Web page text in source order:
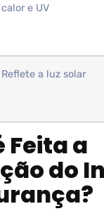
calor e UV
Reflete a luz solar
Feita a
do